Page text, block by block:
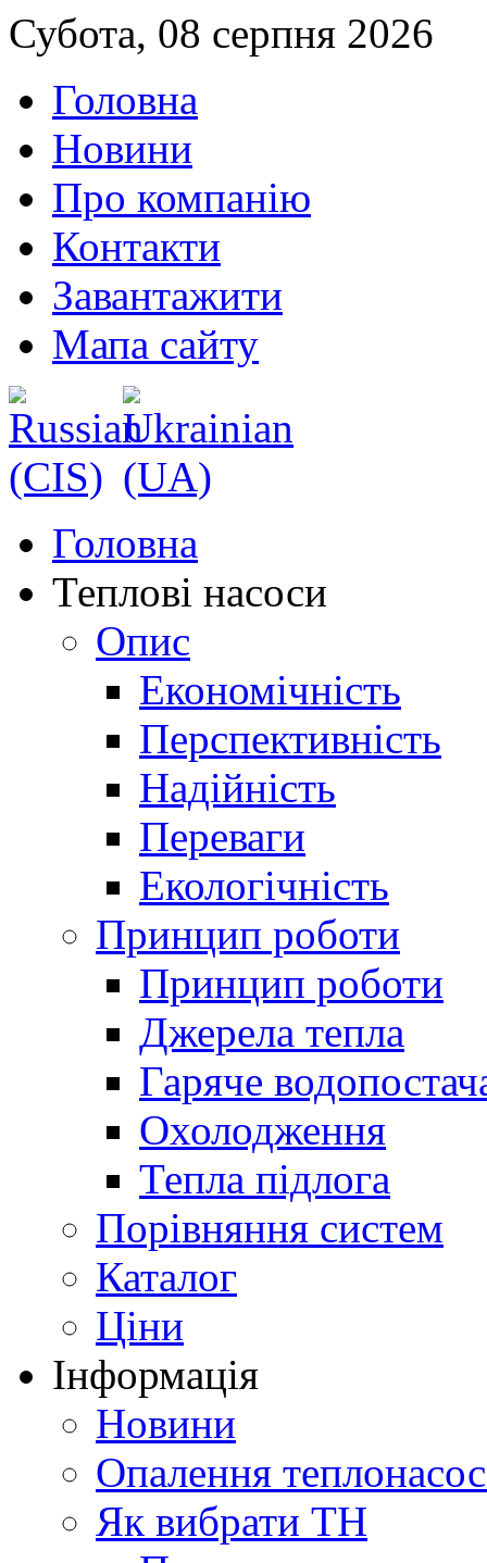
Субота, 08 серпня 2026
Головна
Новини
Про компанію
Контакти
Завантажити
Мапа сайту
Головна
Теплові насоси
Опис
Економічність
Перспективність
Надійність
Переваги
Екологічність
Принцип роботи
Принцип роботи
Джерела тепла
Гаряче
Охолодження
Тепла підлога
Порівняння систем
Каталог
Ціни
Інформація
Новини
Опалення
Як вибрати ТН